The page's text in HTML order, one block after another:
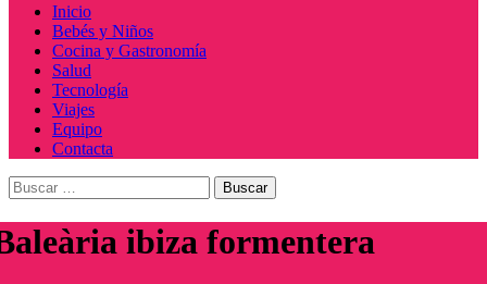
Menú
principal
Inicio
Bebés y Niños
Cocina y Gastronomía
Salud
Tecnología
Viajes
Equipo
Contacta
Buscar:
ibiza formentera